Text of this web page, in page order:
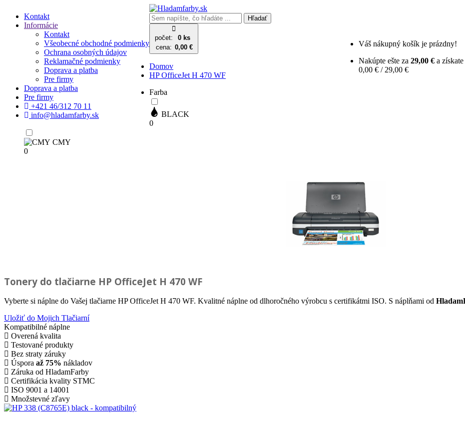
Kontakt
Informácie
Kontakt
Všeobecné obchodné podmienky
Ochrana osobných údajov
Reklamačné podmienky
Doprava a platba
Pre firmy
Doprava a platba
Pre firmy
+421 46/312 70 11
info@hladamfarby.sk
Hľadať
počet:
0 ks
cena: 0,00 €
Váš nákupný košík je prázdny!
Nakúpte ešte za 29,00 € a získate
0,00 € / 29,00 €
Domov
HP OfficeJet H 470 WF
Farba
BLACK
0
CMY
0
Tonery do tlačiarne HP OfficeJet H 470 WF
Vyberte si náplne do Vašej tlačiarne HP OfficeJet H 470 WF. Kvalitné náplne od dlhoročného výrobcu s certifikátmi ISO. S náplňami od
Uložiť do Mojich Tlačiarní
Kompatibilné náplne
Overená kvalita
Testované produkty
Bez straty záruky
Úspora až 75% nákladov
Záruka od HladamFarby
Certifikácia kvality STMC
ISO 9001 a 14001
Množstevné zľavy